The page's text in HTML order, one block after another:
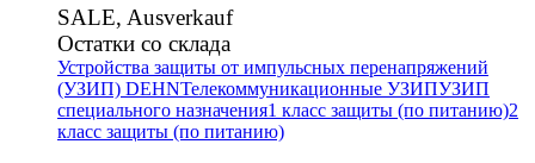
SALE, Ausverkauf
Остатки со склада
Устройства защиты от импульсных перенапряжений
(УЗИП) DEHNТелекоммуникационные УЗИПУЗИП
специального назначения1 класс защиты (по питанию)2
класс защиты (по питанию)